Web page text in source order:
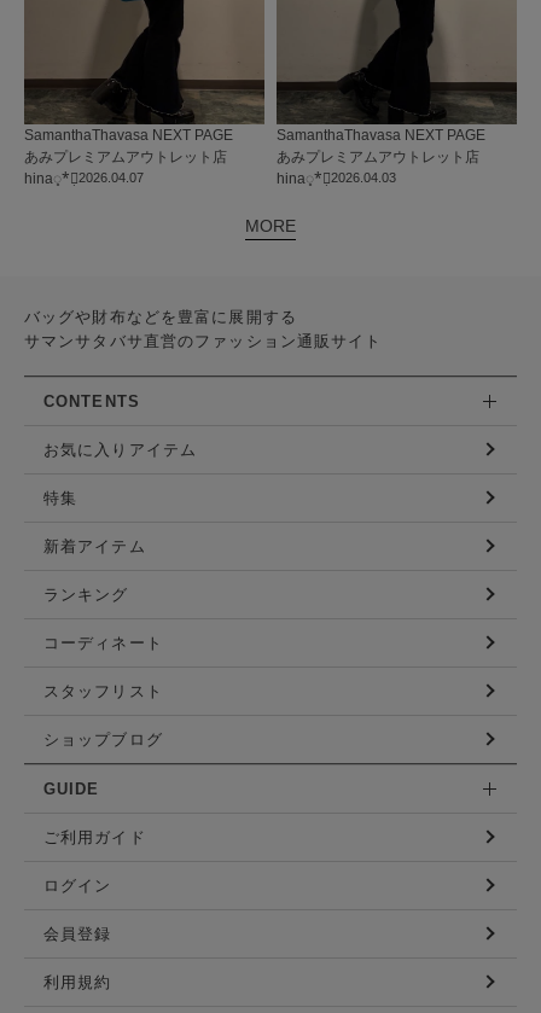
2026.04.07
SamanthaThavasa NEXT PAGE
あみプレミアムアウトレット店
hina◌̥*⃝̣
2026.04.03
SamanthaThavasa NEXT PAGE
あみプレミアムアウトレット店
hina◌̥*⃝̣
MORE
バッグや財布などを豊富に展開する
サマンサタバサ直営のファッション通販サイト
CONTENTS
お気に入りアイテム
特集
新着アイテム
ランキング
コーディネート
スタッフリスト
ショップブログ
GUIDE
ご利用ガイド
ログイン
会員登録
利用規約